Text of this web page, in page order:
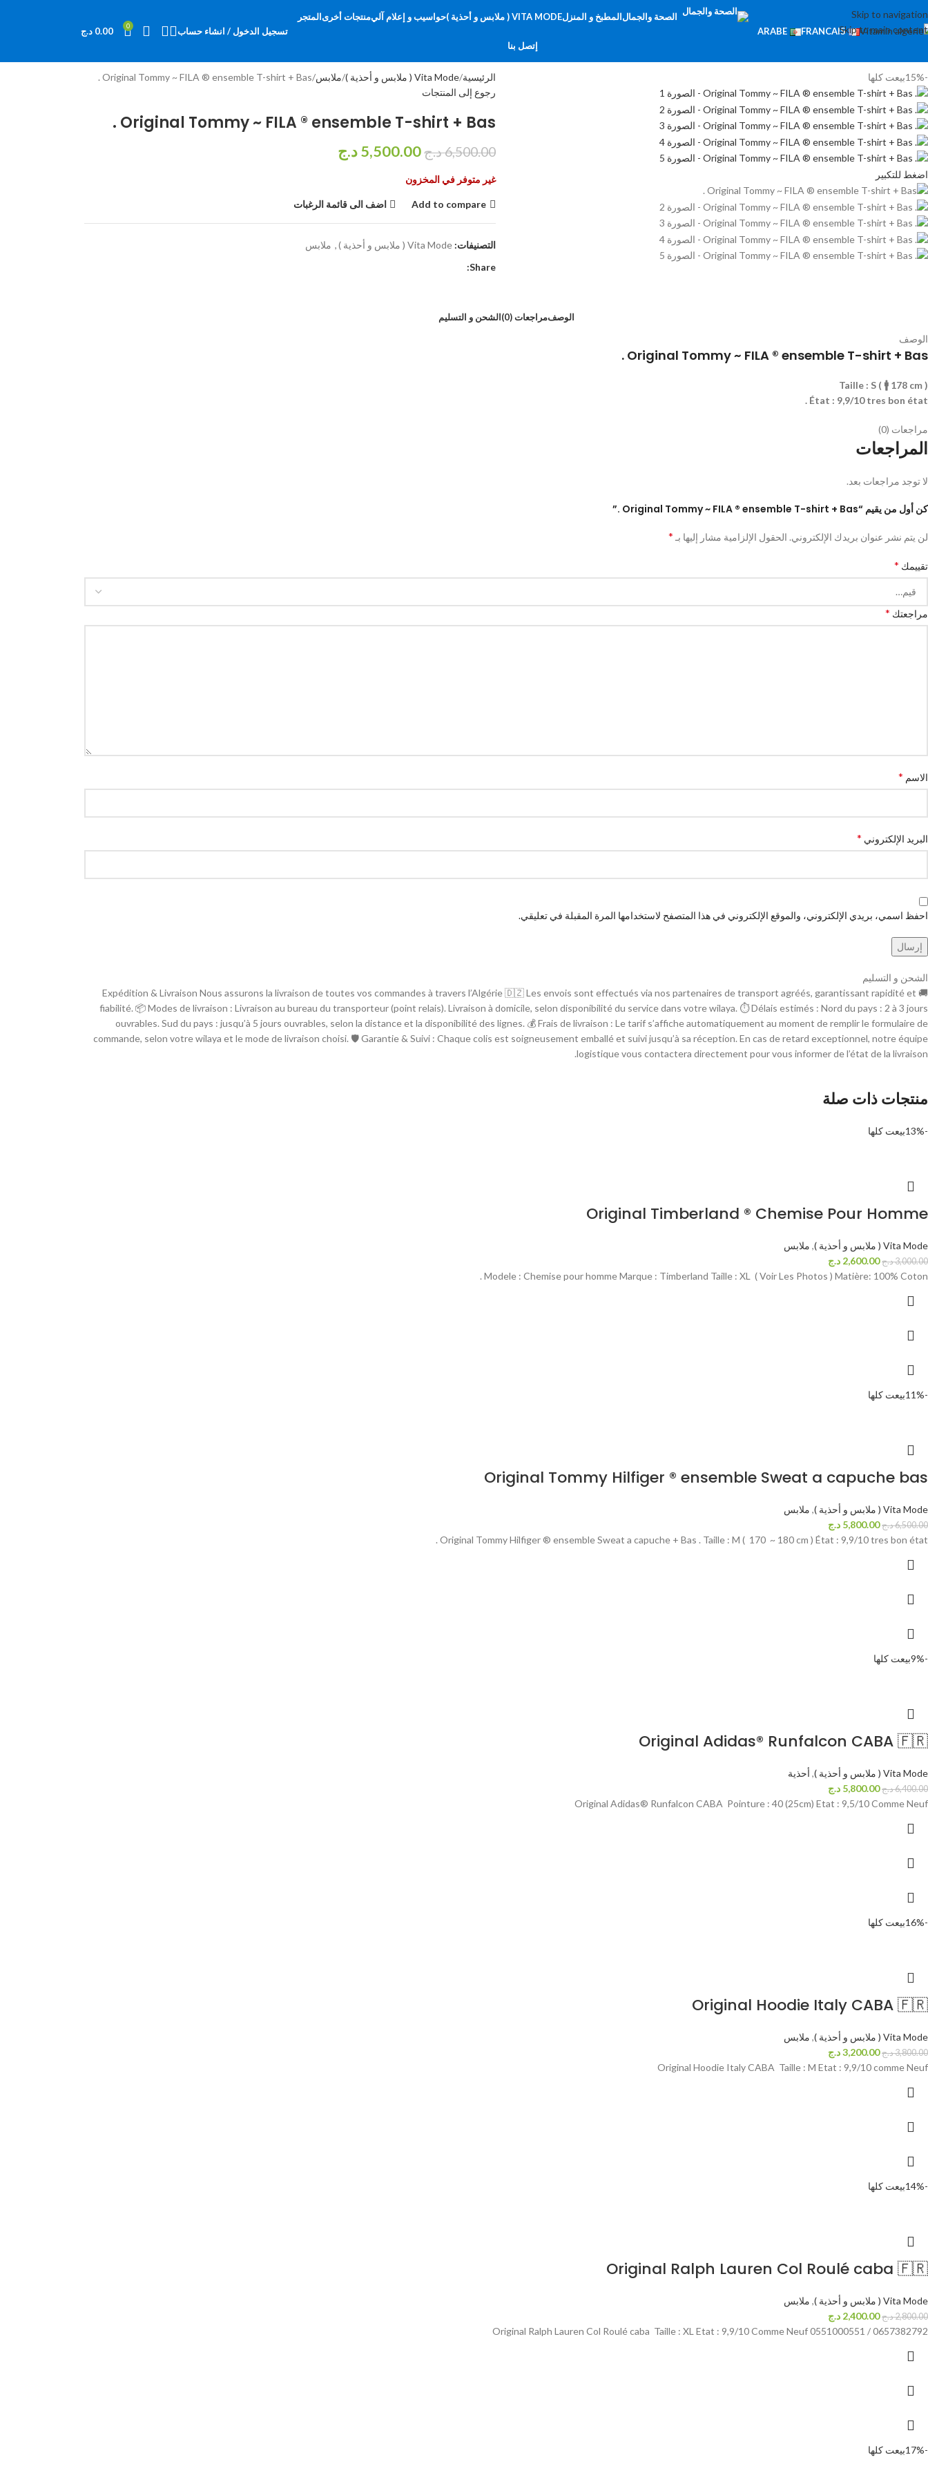
Skip to navigation
Skip to main content
FRANCAIS
ARABE
الصحة والجمالالمطبخ و المنزلVITA MODE ( ملابس و أحذية ) حواسيب و إعلام آليمنتجات أخرىالمتجر
إتصل بنا
تسجيل الدخول / انشاء حساب 0
0.00 د.ج
-15% بيعت كلها
اضغط للتكبير
الرئيسية Vita Mode ( ملابس و أحذية ) ملابس Original Tommy ~ FILA ® ensemble T-shirt + Bas .
رجوع إلى المنتجات
Original Tommy ~ FILA ® ensemble T-shirt + Bas .
6,500.00د.ج5,500.00د.ج
غير متوفر في المخزون
Add to compare اضف الى قائمة الرغبات
التصنيفات: Vita Mode ( ملابس و أحذية ) , ملابس
Share:
الوصفمراجعات (0) الشحن و التسليم
الوصف
Original Tommy ~ FILA ® ensemble T-shirt + Bas .
Taille : S ( 🚹 178 cm )
État : 9,9/10 tres bon état .
مراجعات (0)
المراجعات
لا توجد مراجعات بعد.
كن أول من يقيم “Original Tommy ~ FILA ® ensemble T-shirt + Bas .”
لن يتم نشر عنوان بريدك الإلكتروني. الحقول الإلزامية مشار إليها بـ *
تقييمك *
مراجعتك *
الاسم *
البريد الإلكتروني *
احفظ اسمي، بريدي الإلكتروني، والموقع الإلكتروني في هذا المتصفح لاستخدامها المرة المقبلة في تعليقي.
الشحن و التسليم
🚚 Expédition & Livraison Nous assurons la livraison de toutes vos commandes à travers l’Algérie 🇩🇿 Les envois sont effectués via nos partenaires de transport agréés, garantissant rapidité et
fiabilité. 📦 Modes de livraison : Livraison au bureau du transporteur (point relais). Livraison à domicile, selon disponibilité du service dans votre wilaya. ⏱ Délais estimés : Nord du pays : 2 à 3 jours
ouvrables. Sud du pays : jusqu’à 5 jours ouvrables, selon la distance et la disponibilité des lignes. 💰 Frais de livraison : Le tarif s’affiche automatiquement au moment de remplir le formulaire de
commande, selon votre wilaya et le mode de livraison choisi. 🛡 Garantie & Suivi : Chaque colis est soigneusement emballé et suivi jusqu’à sa réception. En cas de retard exceptionnel, notre équipe
logistique vous contactera directement pour vous informer de l’état de la livraison.
منتجات ذات صلة
-13% بيعت كلها
Original Timberland ® Chemise Pour Homme
Vita Mode ( ملابس و أحذية ) , ملابس
3,000.00د.ج 2,600.00 د.ج
Modele : Chemise pour homme Marque : Timberland Taille : XL ( Voir Les Photos ) Matière: 100% Coton .
-11% بيعت كلها
Original Tommy Hilfiger ® ensemble Sweat a capuche bas
Vita Mode ( ملابس و أحذية ) , ملابس
6,500.00د.ج 5,800.00 د.ج
Original Tommy Hilfiger ® ensemble Sweat a capuche + Bas . Taille : M ( 170 ~ 180 cm ) État : 9,9/10 tres bon état .
-9% بيعت كلها
Original Adidas® Runfalcon CABA 🇫🇷
Vita Mode ( ملابس و أحذية ) , أحذية
6,400.00د.ج 5,800.00 د.ج
Original Adidas® Runfalcon CABA Pointure : 40 (25cm) Etat : 9,5/10 Comme Neuf
-16% بيعت كلها
Original Hoodie Italy CABA 🇫🇷
Vita Mode ( ملابس و أحذية ) , ملابس
3,800.00د.ج 3,200.00د.ج
Original Hoodie Italy CABA Taille : M Etat : 9,9/10 comme Neuf
-14% بيعت كلها
Original Ralph Lauren Col Roulé caba 🇫🇷
Vita Mode ( ملابس و أحذية ) , ملابس
2,800.00د.ج 2,400.00 د.ج
Original Ralph Lauren Col Roulé caba Taille : XL Etat : 9,9/10 Comme Neuf 0551000551 / 0657382792
-17% بيعت كلها